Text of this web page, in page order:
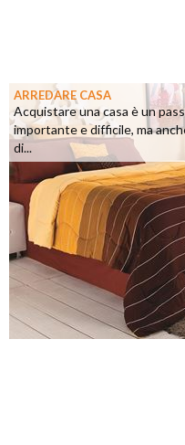
ARREDARE CASA
Acquistare una casa è un
importante e difficile, ma
di...